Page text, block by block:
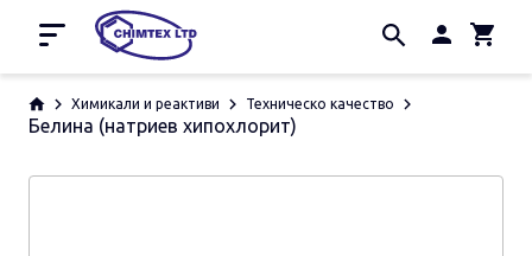
Начало
Химикали и реактиви Техническо качество
Белина (натриев хипохлорит)